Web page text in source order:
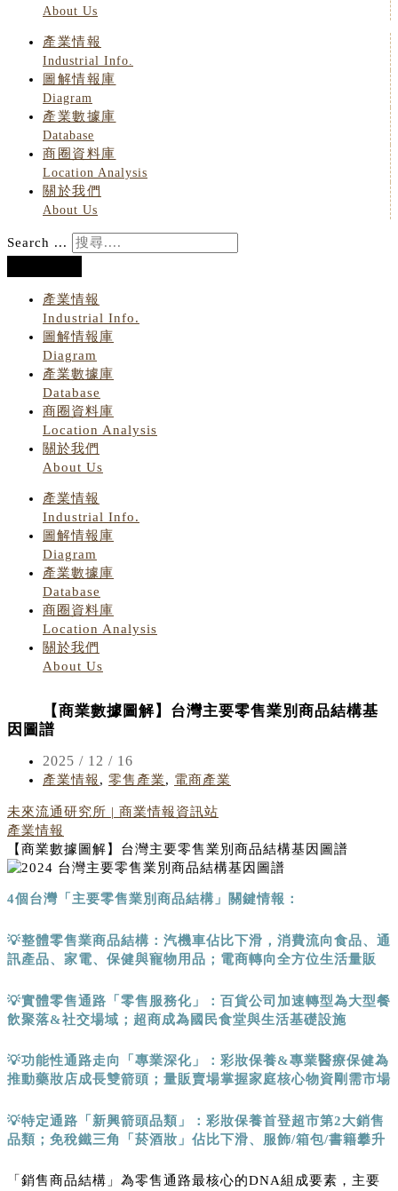
About Us
產業情報
Industrial Info.
圖解情報庫
Diagram
產業數據庫
Database
商圈資料庫
Location Analysis
關於我們
About Us
Search ...
產業情報
Industrial Info.
圖解情報庫
Diagram
產業數據庫
Database
商圈資料庫
Location Analysis
關於我們
About Us
產業情報
Industrial Info.
圖解情報庫
Diagram
產業數據庫
Database
商圈資料庫
Location Analysis
關於我們
About Us
【商業數據圖解】台灣主要零售業別商品結構基
因圖譜
2025 / 12 / 16
產業情報, 零售產業, 電商產業
未來流通研究所 | 商業情報資訊站
產業情報
【商業數據圖解】台灣主要零售業別商品結構基因圖譜
4個 台灣「主要零售業別商品結構」關鍵情報：
💡整體零售業商品結構：汽機車佔比下滑，消費流向食品、通
訊產品、家電、保健與寵物用品；電商轉向全方位生活量販
💡實體零售通路「零售服務化」：百貨公司加速轉型為大型餐
飲聚落&社交場域；超商成為國民食堂與生活基礎設施
💡功能性通路走向「專業深化」：彩妝保養&專業醫療保健為
推動藥妝店成長雙箭頭；量販賣場掌握家庭核心物資剛需市場
💡特定通路「新興箭頭品類」：彩妝保養首登超市第2大銷售
品類；免稅鐵三角「菸酒妝」佔比下滑、服飾/箱包/書籍攀升
「銷售商品結構」為零售通路最核心的DNA組成要素，主要